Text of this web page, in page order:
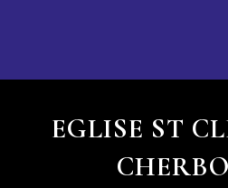
EGLISE ST